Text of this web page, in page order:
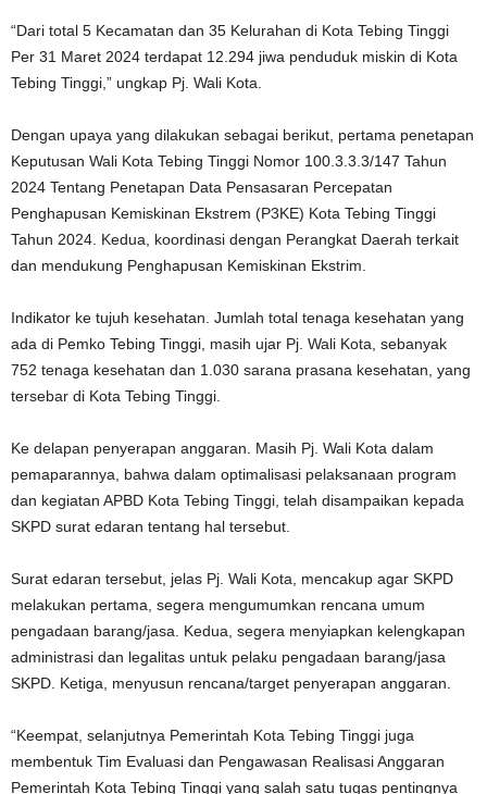
“Dari total 5 Kecamatan dan 35 Kelurahan di Kota Tebing Tinggi
Per 31 Maret 2024 terdapat 12.294 jiwa penduduk miskin di Kota
Tebing Tinggi,” ungkap Pj. Wali Kota.
Dengan upaya yang dilakukan sebagai berikut, pertama penetapan
Keputusan Wali Kota Tebing Tinggi Nomor 100.3.3.3/147 Tahun
2024 Tentang Penetapan Data Pensasaran Percepatan
Penghapusan Kemiskinan Ekstrem (P3KE) Kota Tebing Tinggi
Tahun 2024. Kedua, koordinasi dengan Perangkat Daerah terkait
dan mendukung Penghapusan Kemiskinan Ekstrim.
Indikator ke tujuh kesehatan. Jumlah total tenaga kesehatan yang
ada di Pemko Tebing Tinggi, masih ujar Pj. Wali Kota, sebanyak
752 tenaga kesehatan dan 1.030 sarana prasana kesehatan, yang
tersebar di Kota Tebing Tinggi.
Ke delapan penyerapan anggaran. Masih Pj. Wali Kota dalam
pemaparannya, bahwa dalam optimalisasi pelaksanaan program
dan kegiatan APBD Kota Tebing Tinggi, telah disampaikan kepada
SKPD surat edaran tentang hal tersebut.
Surat edaran tersebut, jelas Pj. Wali Kota, mencakup agar SKPD
melakukan pertama, segera mengumumkan rencana umum
pengadaan barang/jasa. Kedua, segera menyiapkan kelengkapan
administrasi dan legalitas untuk pelaku pengadaan barang/jasa
SKPD. Ketiga, menyusun rencana/target penyerapan anggaran.
“Keempat, selanjutnya Pemerintah Kota Tebing Tinggi juga
membentuk Tim Evaluasi dan Pengawasan Realisasi Anggaran
Pemerintah Kota Tebing Tinggi yang salah satu tugas pentingnya